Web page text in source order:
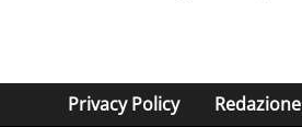
Privacy Policy Redazione